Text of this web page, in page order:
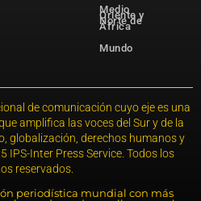
Medio
Oriente y
Norte de
África
Mundo
de comunicación cuyo eje es una
amplifica las voces del Sur y de la
globalización, derechos humanos y
IPS-Inter Press Service. Todos los
reservados.
periodística mundial con más